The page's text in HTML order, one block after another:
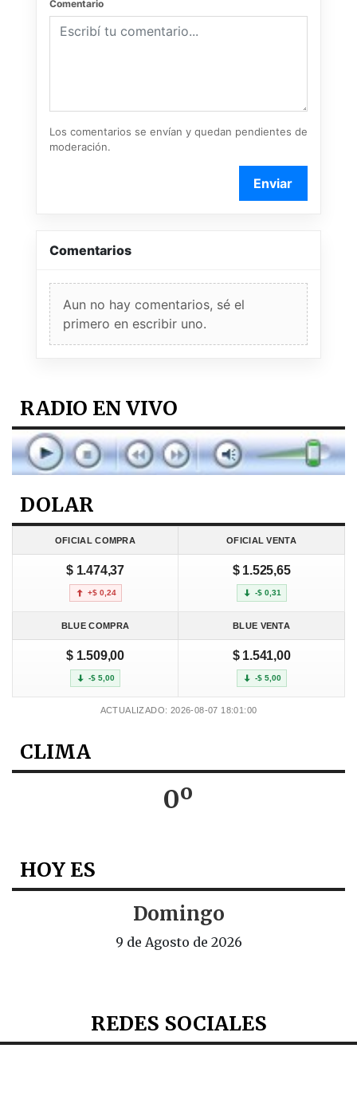
Comentario
Los comentarios se envían y quedan pendientes de
moderación.
Enviar
Comentarios
Aun no hay comentarios, sé el
primero en escribir uno.
RADIO EN VIVO
DOLAR
OFICIAL COMPRA OFICIAL VENTA
$ 1.474,37
+$ 0,24
$ 1.525,65
-$ 0,31
BLUE COMPRA BLUE VENTA
$ 1.509,00
-$ 5,00
$ 1.541,00
-$ 5,00
ACTUALIZADO: 2026-08-07 18:01:00
CLIMA
0º
HOY ES
Domingo
9 de Agosto de 2026
REDES SOCIALES